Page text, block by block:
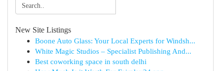
New Site Listings
Boone Auto Glass: Your Local Experts for Windsh...
White Magic Studios – Specialist Publishing And...
Best coworking space in south delhi